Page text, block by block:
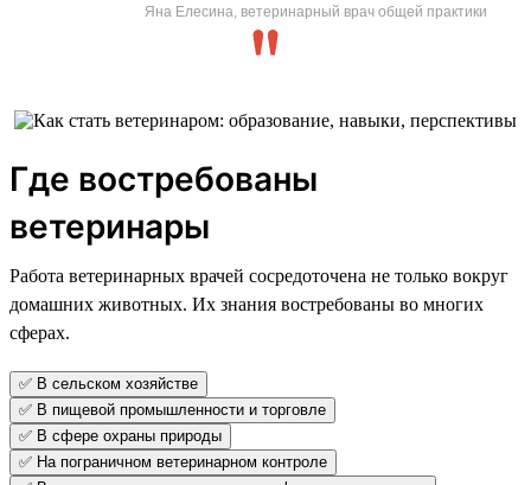
Яна Елесина, ветеринарный врач общей практики
Где востребованы
ветеринары
Работа ветеринарных врачей сосредоточена не только вокруг
домашних животных. Их знания востребованы во многих
сферах.
✅ В сельском хозяйстве
✅ В пищевой промышленности и торговле
✅ В сфере охраны природы
✅ На пограничном ветеринарном контроле